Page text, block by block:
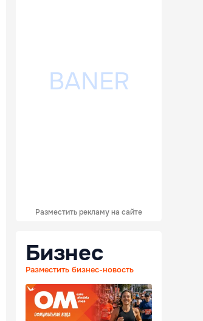
Разместить рекламу на сайте
Бизнес
Разместить бизнес-новость